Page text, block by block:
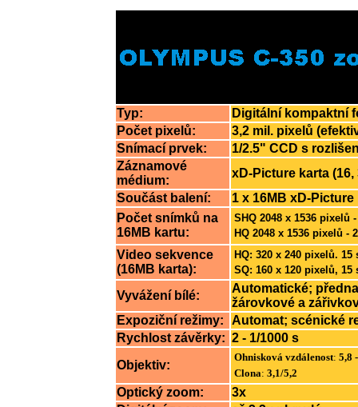
Typ:
Digitální kompaktní
Počet pixelů:
3,2 mil. pixelů
Snímací prvek:
1/2.5" CCD s
Záznamové
médium:
xD-Picture karta (16,
Součást balení:
1 x 16MB xD-Picture
Počet snímků na
16MB kartu:
SHQ 2048 x 1536 pixelů
HQ 2048 x 1536 pixelů -
Video sekvence
(16MB karta):
HQ: 320 x 240 pixelů.
SQ: 160 x 120 pixelů, 15
Vyvážení bílé:
Automatické;
žárovkové a
Expoziční režimy:
Automat; scénické
Rychlost závěrky: 2 - 1/1000 s
Objektiv:
Ohnisková vzdálenost: 5,8
Clona: 3,1/5,2
Optický zoom:
3x